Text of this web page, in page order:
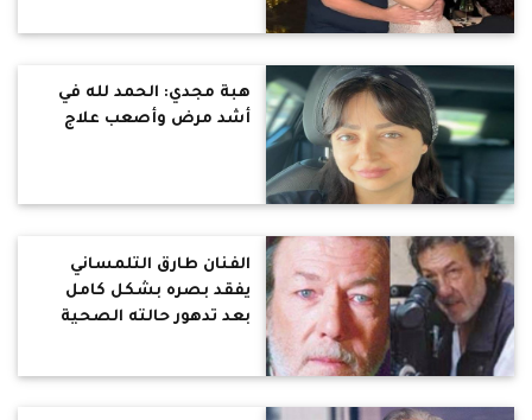
هبة مجدي: الحمد لله في
أشد مرض وأصعب علاج
الفنان طارق التلمساني
يفقد بصره بشكل كامل
بعد تدهور حالته الصحية